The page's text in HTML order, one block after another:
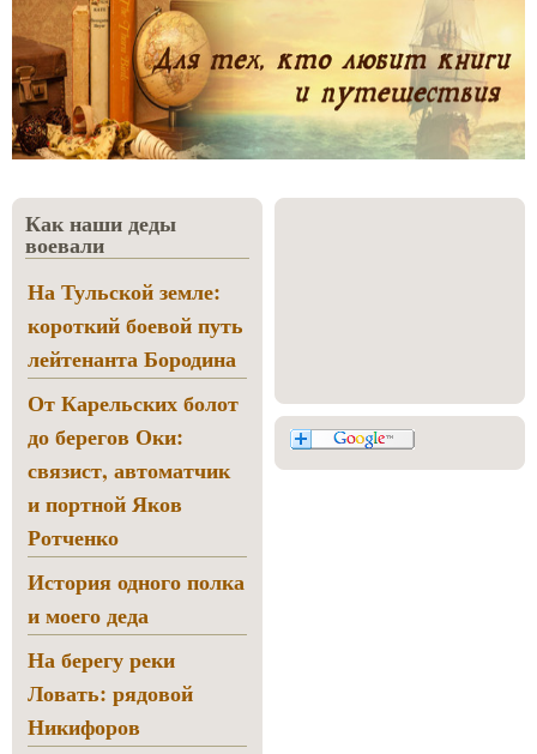
Как наши деды
воевали
На Тульской земле:
короткий боевой путь
лейтенанта Бородина
От Карельских болот
до берегов Оки:
связист, автоматчик
и портной Яков
Ротченко
История одного полка
и моего деда
На берегу реки
Ловать: рядовой
Никифоров